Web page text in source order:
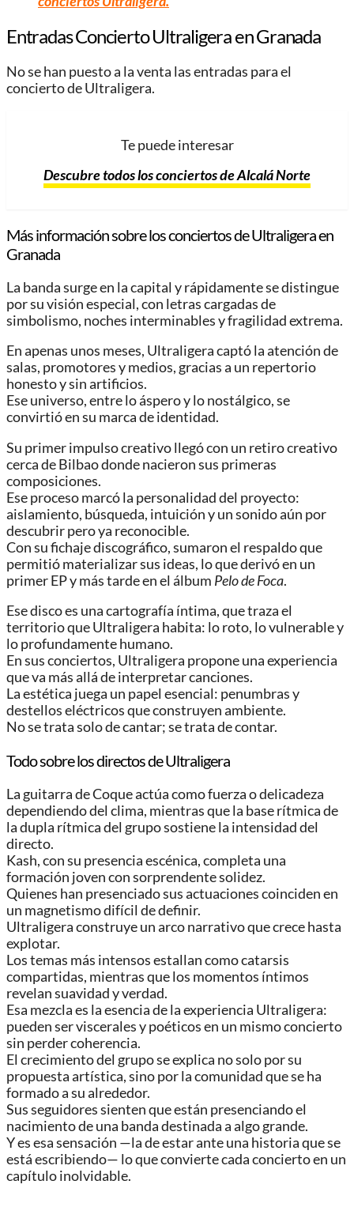
Entradas Concierto Ultraligeraen Granada
No se han puesto a la venta las entradas para el
concierto de Ultraligera.
Te puede interesar
Descubre todos los conciertos de Alcalá Norte
Más información sobre los conciertos de Ultraligeraen
Granada
La banda surge en la capital y rápidamente se distingue
por su visión especial, con letras cargadas de
simbolismo, noches interminables y fragilidad extrema.
En apenas unos meses, Ultraligera captó la atención de
salas, promotores y medios, gracias a un repertorio
honesto y sin artificios.
Ese universo, entre lo áspero y lo nostálgico, se
convirtió en su marca de identidad.
Su primer impulso creativo llegó con un retiro creativo
cerca de Bilbao donde nacieron sus primeras
composiciones.
Ese proceso marcó la personalidad del proyecto:
aislamiento, búsqueda, intuición y un sonido aún por
descubrir pero ya reconocible.
Con su fichaje discográfico, sumaron el respaldo que
permitió materializar sus ideas, lo que derivó en un
primer EP y más tarde en el álbum Pelo de Foca.
Ese disco es una cartografía íntima, que traza el
territorio que Ultraligera habita: lo roto, lo vulnerable y
lo profundamente humano.
En sus conciertos, Ultraligera propone una experiencia
que va más allá de interpretar canciones.
La estética juega un papel esencial: penumbras y
destellos eléctricos que construyen ambiente.
No se trata solo de cantar; se trata de contar.
Todo sobre los directos de Ultraligera
La guitarra de Coque actúa como fuerza o delicadeza
dependiendo del clima, mientras que la base rítmica de
la dupla rítmica del grupo sostiene la intensidad del
directo.
Kash, con su presencia escénica, completa una
formación joven con sorprendente solidez.
Quienes han presenciado sus actuaciones coinciden en
un magnetismo difícil de definir.
Ultraligera construye un arco narrativo que crece hasta
explotar.
Los temas más intensos estallan como catarsis
compartidas, mientras que los momentos íntimos
revelan suavidad y verdad.
Esa mezcla es la esencia de la experiencia Ultraligera:
pueden ser viscerales y poéticos en un mismo concierto
sin perder coherencia.
El crecimiento del grupo se explica no solo por su
propuesta artística, sino por la comunidad que se ha
formado a su alrededor.
Sus seguidores sienten que están presenciando el
nacimiento de una banda destinada a algo grande.
Y es esa sensación —la de estar ante una historia que se
está escribiendo— lo que convierte cada concierto en un
capítulo inolvidable.